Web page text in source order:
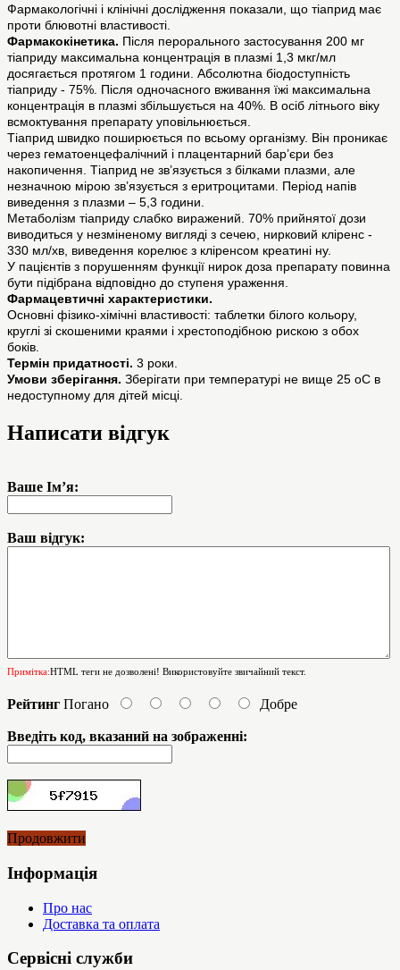
Фармакологічні і клінічні дослідження показали, що тіаприд має
проти блювотні властивості.
Фармакокінетика. Після перорального застосування 200 мг
тіаприду максимальна концентрація в плазмі 1,3 мкг/мл
досягається протягом 1 години. Абсолютна біодоступність
тіаприду - 75%. Після одночасного вживання їжі максимальна
концентрація в плазмі збільшується на 40%. В осіб літнього віку
всмоктування препарату уповільнюється.
Тіаприд швидко поширюється по всьому організму. Він проникає
через гематоенцефалічний і плацентарний бар’єри без
накопичення. Тіаприд не зв’язується з білками плазми, але
незначною мірою зв’язується з еритроцитами. Період напів
виведення з плазми – 5,3 години.
Метаболізм тіаприду слабко виражений. 70% прийнятої дози
виводиться у незміненому вигляді з сечею, нирковий кліренс -
330 мл/хв, виведення корелює з кліренсом креатині ну.
У пацієнтів з порушенням функції нирок доза препарату повинна
бути підібрана відповідно до ступеня ураження.
Фармацевтичні характеристики.
Основні фізико-хімічні властивості: таблетки білого кольору,
круглі зі скошеними краями і хрестоподібною рискою з обох
боків.
Термін придатності. 3 роки.
Умови зберігання. Зберігати при температурі не вище 25 оС в
недоступному для дітей місці.
Написати відгук
Ваше Ім’я:
Ваш відгук:
Примітка:HTML теги не дозволені! Використовуйте звичайний текст.
Рейтинг Погано Добре
Введіть код, вказаний на зображенні:
Продовжити
Інформація
Про нас
Доставка та оплата
Сервісні служби